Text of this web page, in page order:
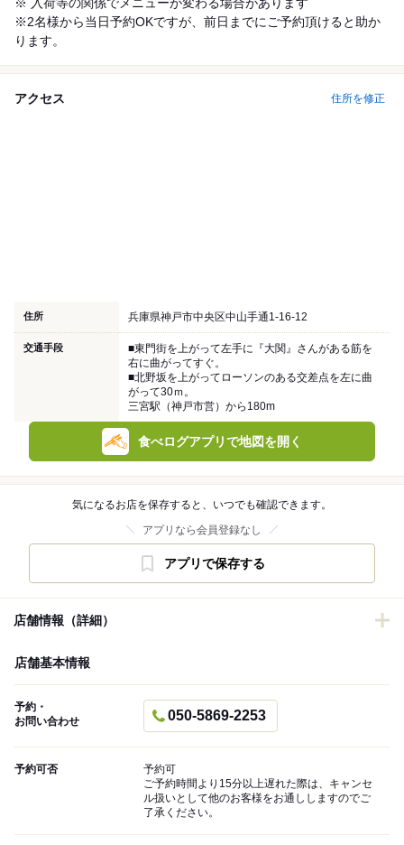
※2名様から当日予約OKですが、前日までにご予約頂けると助か
ります。
アクセス 住所を修正
住所 兵庫県神戸市中央区中山手通1-16-12
交通手段
■東門街を上がって左手に『大関』さんがある筋を
右に曲がってすぐ。
■北野坂を上がってローソンのある交差点を左に曲
がって30ｍ。
三宮駅（神戸市営）から180m
食べログアプリで地図を開く
気になるお店を保存すると、いつでも確認できます。
アプリなら会員登録なし
アプリで保存する
店舗情報（詳細）
店舗基本情報
予約・
お問い合わせ
050-5869-2253
予約可否
予約可
ご予約時間より15分以上遅れた際は、キャンセ
ル扱いとして他のお客様をお通ししますのでご
了承ください。